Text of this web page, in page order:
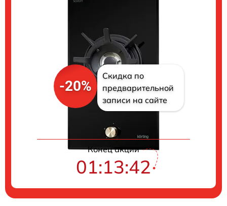
-20%
Скидка по
предварительной
записи на сайте
Конец акции
01:13:41